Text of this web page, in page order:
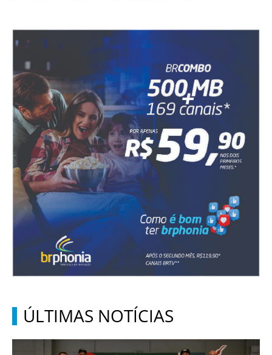
ÚLTIMAS NOTÍCIAS